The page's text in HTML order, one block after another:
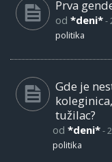
Prva
od *deni*-
politika
Gde je
tužilac?
od *deni*-
politika